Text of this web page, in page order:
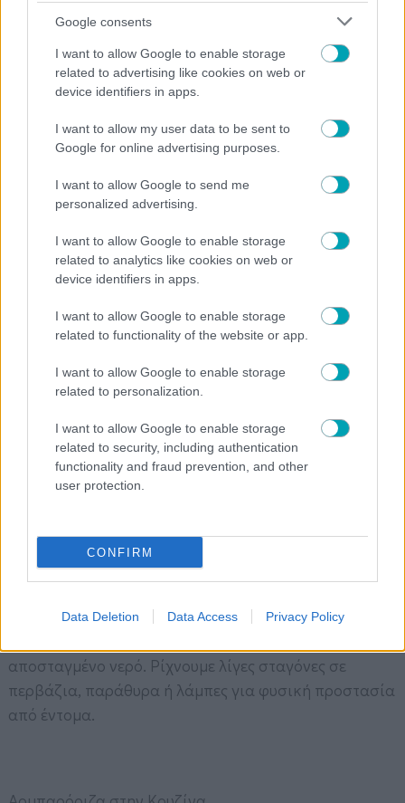
Google consents
I want to allow Google to enable storage
related to advertising like cookies on web or
device identifiers in apps.
I want to allow my user data to be sent to
Google for online advertising purposes.
I want to allow Google to send me
personalized advertising.
I want to allow Google to enable storage
related to analytics like cookies on web or
device identifiers in apps.
I want to allow Google to enable storage
related to functionality of the website or app.
I want to allow Google to enable storage
related to personalization.
I want to allow Google to enable storage
related to security, including authentication
functionality and fraud prevention, and other
user protection.
CONFIRM
Data Deletion Data Access Privacy Policy
Εκτέλεση:
Σε ένα βάζο βάζουμε ζάχαρη και φυλλαράκια
αρμπαρόριζας. Κλείνουμε το βάζο και το αφήνουμε
σε δροσερό, σκιερό μέρος για 10 ημέρες,
μαρμελάδες και κομπόστες.
Φυσικό Εντομοαπωθητικό
50 γρ. αρμπαρόριζα
Το αφήνουμε σε σκοτεινό μέρος για 10–12 ημέρες,
αποσταγμένο νερό. Ρίχνουμε λίγες σταγόνες σε
περβάζια, παράθυρα ή λάμπες για φυσική προστασία
από έντομα.